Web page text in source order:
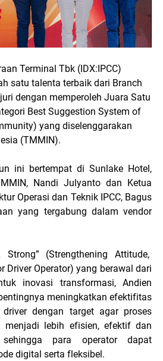
Terminal Tbk (IDX:IPCC)
satu talenta terbaik dari Branch
dengan memperoleh Juara Satu
Best Suggestion System of
yang diselenggarakan
(TMMIN).
ini bertempat di Sunlake Hotel,
Nandi Julyanto dan Ketua
Operasi dan Teknik IPCC, Bagus
yang tergabung dalam vendor
(Strengthening Attitude,
Driver Operator) yang berawal dari
inovasi transformasi, Andien
meningkatkan efektifitas
dengan target agar proses
menjadi lebih efisien, efektif dan
para operator dapat
digital serta fleksibel.